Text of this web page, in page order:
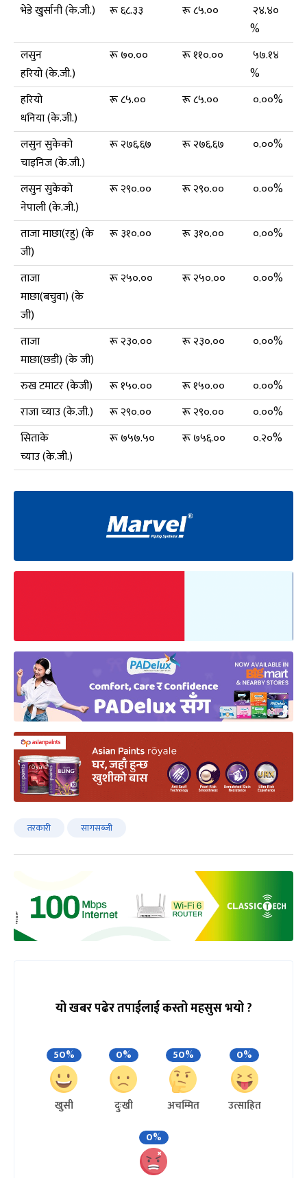
भेडे खु्र्सानी (के.जी.) रू ६८.३३ रू ८५.००
२४.४०
%
लसुन
हरियो (के.जी.)
रू ७०.०० रू ११०.००
५७.१४
%
हरियो
धनिया (के.जी.)
रू ८५.०० रू ८५.०० ०.००%
लसुन सुकेको
चाइनिज (के.जी.)
रू २७६.६७ रू २७६.६७ ०.००%
लसुन सुकेको
नेपाली (के.जी.)
रू २९०.०० रू २९०.०० ०.००%
ताजा माछा(रहु) (के
जी)
रू ३१०.०० रू ३१०.०० ०.००%
ताजा
माछा(बचुवा) (के
जी)
रू २५०.०० रू २५०.०० ०.००%
ताजा
माछा(छडी) (के जी)
रू २३०.०० रू २३०.०० ०.००%
रुख टमाटर (केजी) रू १५०.०० रू १५०.००
०.००%
राजा च्याउ (के.जी.)
रू २९०.०० रू २९०.००
०.००%
सिताके
च्याउ (के.जी.)
रू ७५७.५० रू ७५६.०० ०.२०%
तरकारी सागसब्जी
यो खबर पढेर तपाईलाई कस्तो महसुस भयो ?
50%
खुसी
0%
दुःखी
50%
अचम्मित
0%
उत्साहित
0%